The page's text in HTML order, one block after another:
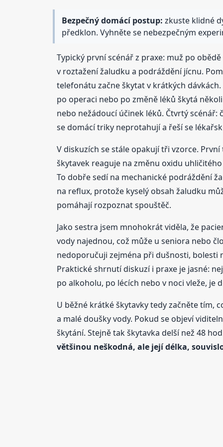
Bezpečný domácí postup: zkuste klidné
předklon. Vyhněte se nebezpečným
Typický první scénář z praxe: muž po
v roztažení žaludku a podráždění jícnu.
telefonátu začne škytat v krátkých
po operaci nebo po změně léků škytá
nebo nežádoucí účinek léků. Čtvrtý
se domácí triky neprotahují a řeší se
V diskuzích se stále opakují tři vzorce.
škytavek reaguje na změnu oxidu
To dobře sedí na mechanické podráždění
na reflux, protože kyselý obsah žaludku
pomáhají rozpoznat spouštěč.
Jako sestra jsem mnohokrát viděla, že
vody najednou, což může u seniora nebo
nedoporučuji zejména při dušnosti,
Praktické shrnutí diskuzí i praxe je jasné:
po alkoholu, po lécích nebo v noci vleže,
U běžné krátké škytavky tedy začněte tím,
a malé doušky vody. Pokud se objeví
škytání. Stejně tak škytavka delší než 48
většinou neškodná, ale její délka,